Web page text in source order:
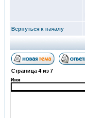
Вернуться к началу
Страница 4 из 7
Имя